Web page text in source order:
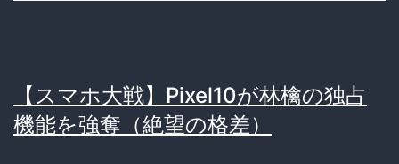
プ
の
【スマホ大戦】Pixel10が林檎の独占
機能を強奪（絶望の格差）